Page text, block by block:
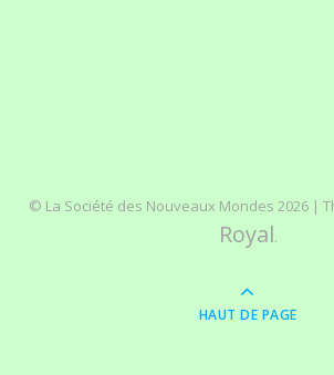
© La Société des Nouveaux Mondes 2026 |
Royal.
HAUT DE PAGE